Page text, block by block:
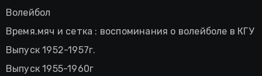
Волейбол
Время.мяч и сетка : воспоминания о волейболе в КГУ
Выпуск 1952-1957г.
Выпуск 1955-1960г